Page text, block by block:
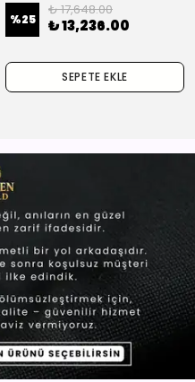
%25
₺ 17,648.00
₺ 13,236.00
SEPETE EKLE